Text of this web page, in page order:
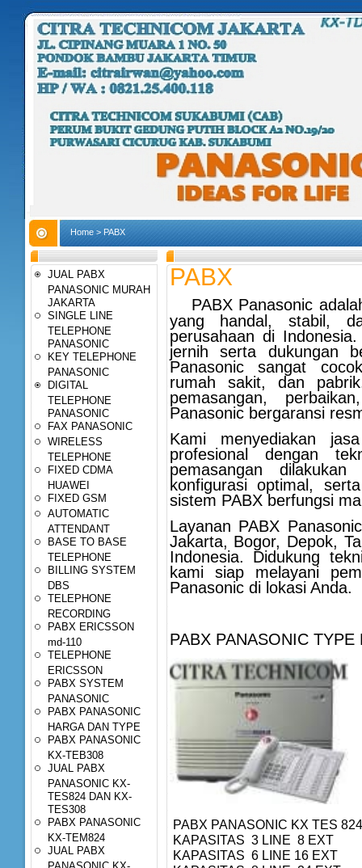
Home> PABX
JUAL PABX
PANASONIC MURAH
JAKARTA
SINGLE LINE
TELEPHONE
PANASONIC
KEY TELEPHONE
PANASONIC
DIGITAL
TELEPHONE
PANASONIC
FAX PANASONIC
WIRELESS
TELEPHONE
FIXED CDMA
HUAWEI
FIXED GSM
AUTOMATIC
ATTENDANT
BASE TO BASE
TELEPHONE
BILLING SYSTEM
DBS
TELEPHONE
RECORDING
PABX ERICSSON
md-110
TELEPHONE
ERICSSON
PABX SYSTEM
PANASONIC
PABX PANASONIC
HARGA DAN TYPE
PABX PANASONIC
KX-TEB308
JUAL PABX
PANASONIC KX-
TES824 DAN KX-
TES308
PABX PANASONIC
KX-TEM824
JUAL PABX
PANASONIC KX-
PABX
PABX Panasonic
yang handal, stabil,
perusahaan di
jernih serta dukungan
Panasonic sangat
rumah sakit, dan
pemasangan,
Panasonic bergaransi
Kami menyediakan
profesional dengan
pemasangan
konfigurasi optimal,
sistem PABX berfungsi
Layanan PABX
Jakarta, Bogor, Depok,
Indonesia. Didukung
kami siap melayani
Panasonic di lokasi Anda.
PABX PANASONIC TYPE
PABX PANASONIC KX
KAPASITAS 3 LINE 8 EXT
KAPASITAS 6 LINE 16 EXT